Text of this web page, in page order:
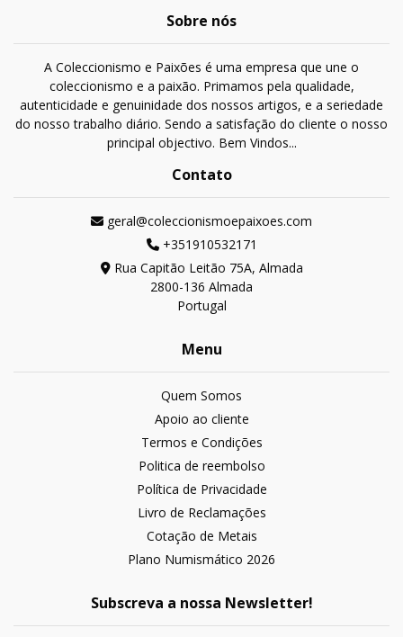
Sobre nós
A Coleccionismo e Paixões é uma empresa que une o
coleccionismo e a paixão. Primamos pela qualidade,
autenticidade e genuinidade dos nossos artigos, e a seriedade
do nosso trabalho diário. Sendo a satisfação do cliente o nosso
principal objectivo. Bem Vindos...
Contato
geral@coleccionismoepaixoes.com
+351910532171
Rua Capitão Leitão 75A, Almada
2800-136 Almada
Portugal
Menu
Quem Somos
Apoio ao cliente
Termos e Condições
Politica de reembolso
Política de Privacidade
Livro de Reclamações
Cotação de Metais
Plano Numismático 2026
Subscreva a nossa Newsletter!